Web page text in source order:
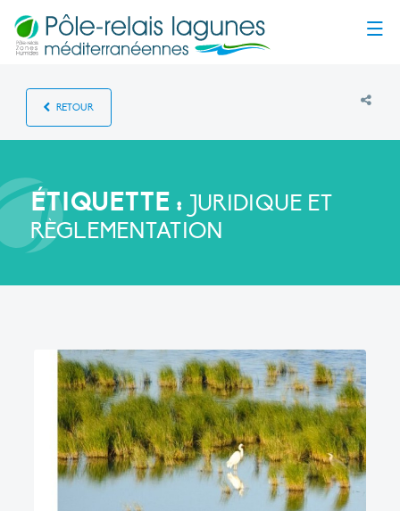
RETOUR
ÉTIQUETTE : JURIDIQUE ET
RÈGLEMENTATION